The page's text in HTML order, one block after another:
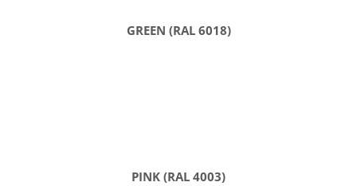
GREEN (RAL 6018)
PINK (RAL 4003)